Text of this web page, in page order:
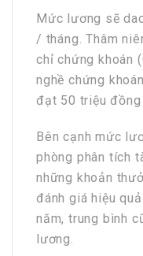
Mức lương sẽ
/ tháng. Thâm
chỉ chứng khoán
nghề chứng
đạt 50 triệu
Bên cạnh mức
phòng phân tích
những khoản
đánh giá hiệu
năm, trung bình
lương.